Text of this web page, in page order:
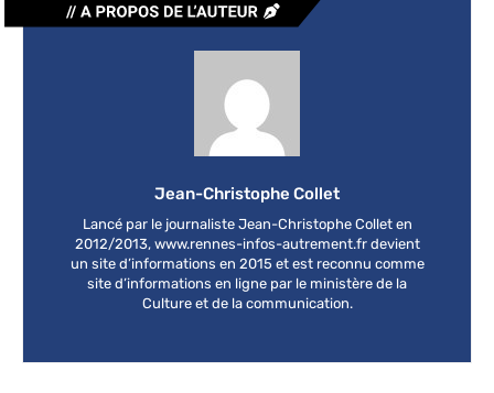
Jean-Christophe Collet
Lancé par le journaliste Jean-Christophe Collet en
2012/2013, www.rennes-infos-autrement.fr devient
un site d’informations en 2015 et est reconnu comme
site d’informations en ligne par le ministère de la
Culture et de la communication.